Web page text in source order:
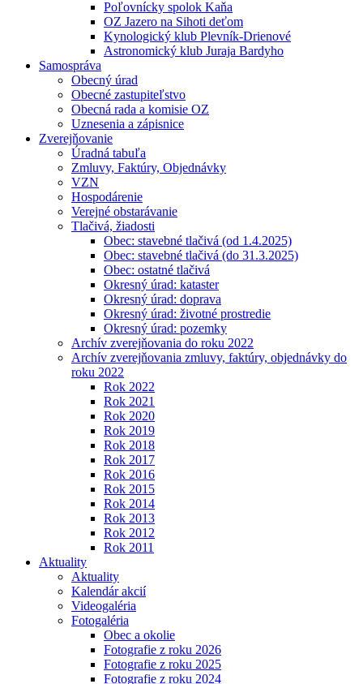
Poľovnícky spolok Kaňa
OZ Jazero na Sihoti deťom
Kynologický klub Plevník-Drienové
Astronomický klub Juraja Bardyho
Samospráva
Obecný úrad
Obecné zastupiteľstvo
Obecná rada a komisie OZ
Uznesenia a zápisnice
Zverejňovanie
Úradná tabuľa
Zmluvy, Faktúry, Objednávky
VZN
Hospodárenie
Verejné obstarávanie
Tlačivá, žiadosti
Obec: stavebné tlačivá (od 1.4.2025)
Obec: stavebné tlačivá (do 31.3.2025)
Obec: ostatné tlačivá
Okresný úrad: kataster
Okresný úrad: doprava
Okresný úrad: životné prostredie
Okresný úrad: pozemky
Archív zverejňovania do roku 2022
Archív zverejňovania zmluvy, faktúry, objednávky do
roku 2022
Rok 2022
Rok 2021
Rok 2020
Rok 2019
Rok 2018
Rok 2017
Rok 2016
Rok 2015
Rok 2014
Rok 2013
Rok 2012
Rok 2011
Aktuality
Aktuality
Kalendár akcií
Videogaléria
Fotogaléria
Obec a okolie
Fotografie z roku 2026
Fotografie z roku 2025
Fotografie z roku 2024